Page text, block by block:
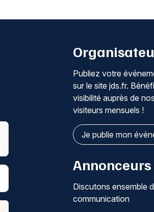
Publiez votre
sur le site jds.fr.
visibilité auprès de
visiteurs mensuels !
Je publie mon
Annonceurs
Discutons ensemble
communication